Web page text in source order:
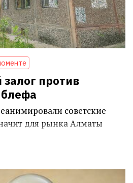
против
советские
для рынка Алматы